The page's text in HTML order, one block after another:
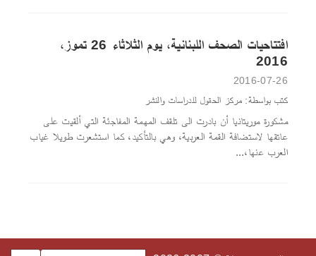
افتتاحيات الصحف اللبنانية، يوم الثلاثاء 26 تموز،
2016
2016-07-26
كتب بواسطة: مركز الحقول للدراسات والنشر
مشكورة موريتانيا أن بادرت الى تلقف المهمة المفاجئة التي ألقيت على
عاتقها لاستضافة القمة العربية، وهي بالتأكيد، كما استشعرت طويلا غياب
العرب عنها،...